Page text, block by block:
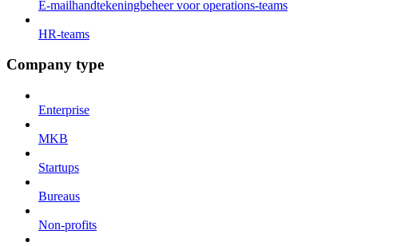
E-mailhandtekeningbeheer voor operations-teams
HR-teams
Company type
Enterprise
MKB
Startups
Bureaus
Non-profits